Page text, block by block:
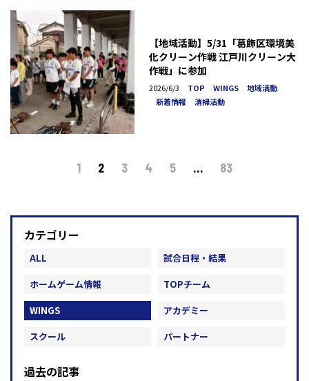
【地域活動】5/31「葛飾区環境美
化クリーン作戦 江戸川クリーン大
作戦」に参加
2026/6/3 TOP WINGS
地域活動
新着情報
清掃活動
1 2 3 4 5 … 83
カテゴリー
ALL
試合日程・結果
ホームゲーム情報
TOPチーム
WINGS
アカデミー
スクール
パートナー
過去の記事